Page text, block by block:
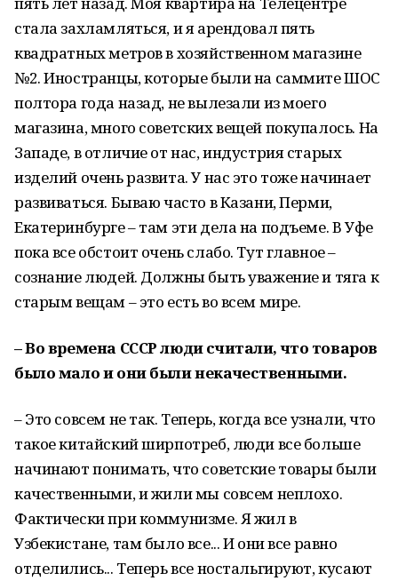
стала захламляться, и я арендовал пять
квадратных метров в хозяйственном магазине
№2. Иностранцы, которые были на саммите ШОС
полтора года назад, не вылезали из моего
магазина, много советских вещей покупалось. На
Западе, в отличие от нас, индустрия старых
изделий очень развита. У нас это тоже начинает
развиваться. Бываю часто в Казани, Перми,
Екатеринбурге – там эти дела на подъеме. В Уфе
пока все обстоит очень слабо. Тут главное –
сознание людей. Должны быть уважение и тяга к
старым вещам – это есть во всем мире.
– Во времена СССР люди считали, что товаров
было мало и они были некачественными.
– Это совсем не так. Теперь, когда все узнали, что
такое китайский ширпотреб, люди все больше
начинают понимать, что советские товары были
качественными, и жили мы совсем неплохо.
Фактически при коммунизме. Я жил в
Узбекистане, там было все... И они все равно
отделились... Теперь все ностальгируют, кусают